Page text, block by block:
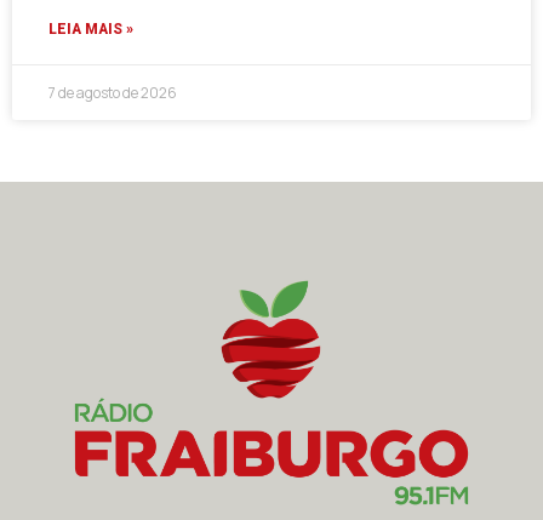
LEIA MAIS »
7 de agosto de 2026